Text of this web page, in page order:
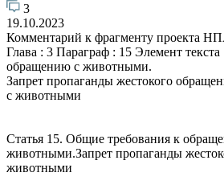
3
19.10.2023
Комментарий к фрагменту проекта
Глава : 3 Параграф : 15 Элемент
обращению с животными.
Запрет пропаганды жестокого
с животными
Статья 15. Общие требования к
животными.Запрет пропаганды
животными